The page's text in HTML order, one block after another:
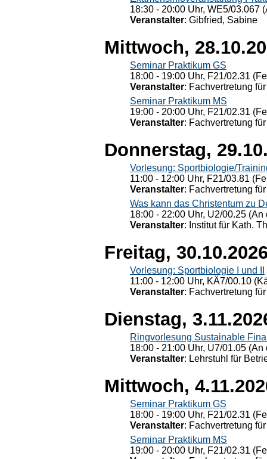
18:30 - 20:00 Uhr, WE5/03.067
Veranstalter: Gibfried, Sabine
Mittwoch,
Seminar Praktikum GS
18:00 - 19:00 Uhr, F21/02.31
Veranstalter: Fachvertretung
Seminar Praktikum MS
19:00 - 20:00 Uhr, F21/02.31
Veranstalter: Fachvertretung
Donnerstag,
Vorlesung: Sportbiologie/
11:00 - 12:00 Uhr, F21/03.81
Veranstalter: Fachvertretung
Was kann das Christentum zu
18:00 - 22:00 Uhr, U2/00.25
Veranstalter: Institut für Kath.
Freitag,
Vorlesung: Sportbiologie I und II
11:00 - 12:00 Uhr, KÄ7/00.10
Veranstalter: Fachvertretung
Dienstag,
Ringvorlesung Sustainable
18:00 - 21:00 Uhr, U7/01.05
Veranstalter: Lehrstuhl für
Mittwoch,
Seminar Praktikum GS
18:00 - 19:00 Uhr, F21/02.31
Veranstalter: Fachvertretung
Seminar Praktikum MS
19:00 - 20:00 Uhr, F21/02.31